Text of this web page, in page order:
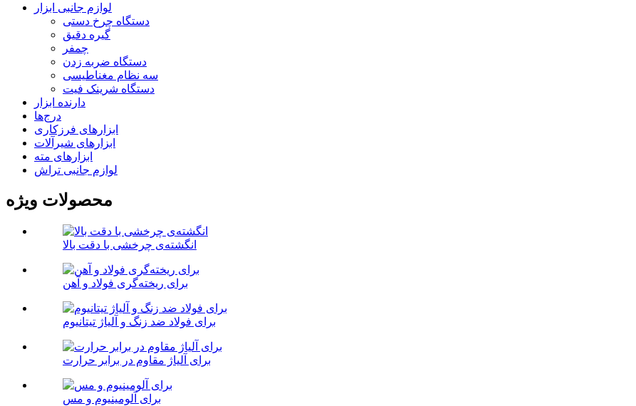
لوازم جانبی ابزار
دستگاه چرخ دستی
گیره دقیق
چمفر
دستگاه ضربه زدن
سه نظام مغناطیسی
دستگاه شرینک فیت
دارنده ابزار
درج‌ها
ابزارهای فرزکاری
ابزارهای شیرآلات
ابزارهای مته
لوازم جانبی تراش
محصولات ویژه
انگشته‌ی چرخشی با دقت بالا
برای ریخته‌گری فولاد و آهن
برای فولاد ضد زنگ و آلیاژ تیتانیوم
برای آلیاژ مقاوم در برابر حرارت
برای آلومینیوم و مس